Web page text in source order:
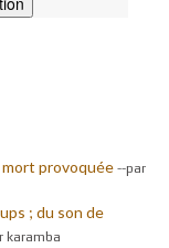
provoquée --par
; du son de
karamba